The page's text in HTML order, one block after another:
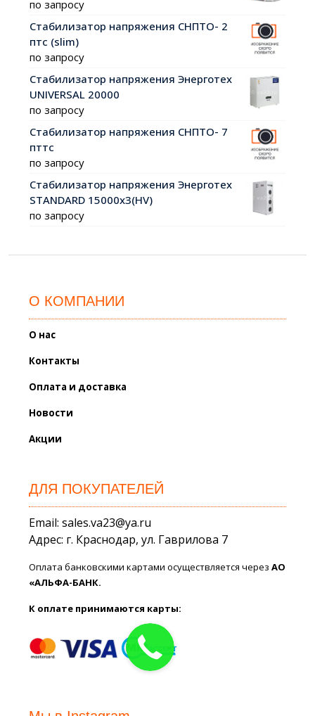
по запросу
Стабилизатор напряжения СНПТО- 2
птс (slim)
по запросу
Стабилизатор напряжения Энерготех
UNIVERSAL 20000
по запросу
Стабилизатор напряжения СНПТО- 7
пттс
по запросу
Стабилизатор напряжения Энерготех
STANDARD 15000х3(HV)
по запросу
О КОМПАНИИ
О нас
Контакты
Оплата и доставка
Новости
Акции
ДЛЯ ПОКУПАТЕЛЕЙ
Email: sales.va23@ya.ru
Адрес: г. Краснодар, ул. Гаврилова 7
Оплата банковскими картами осуществляется черезАО
«АЛЬФА-БАНК.
К оплате принимаются карты: